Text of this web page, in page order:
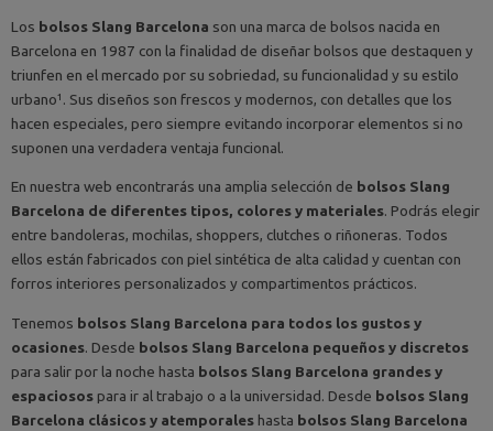
Los bolsos Slang Barcelona son una marca de bolsos nacida en
Barcelona en 1987 con la finalidad de diseñar bolsos que destaquen y
triunfen en el mercado por su sobriedad, su funcionalidad y su estilo
urbano¹. Sus diseños son frescos y modernos, con detalles que los
hacen especiales, pero siempre evitando incorporar elementos si no
suponen una verdadera ventaja funcional.
En nuestra web encontrarás una amplia selección de bolsos Slang
Barcelona de diferentes tipos, colores y materiales. Podrás elegir
entre bandoleras, mochilas, shoppers, clutches o riñoneras. Todos
ellos están fabricados con piel sintética de alta calidad y cuentan con
forros interiores personalizados y compartimentos prácticos.
Tenemos bolsos Slang Barcelona para todos los gustos y
ocasiones. Desde bolsos Slang Barcelona pequeños y discretos
para salir por la noche hasta bolsos Slang Barcelona grandes y
espaciosos para ir al trabajo o a la universidad. Desde bolsos Slang
Barcelona clásicos y atemporales hasta bolsos Slang Barcelona